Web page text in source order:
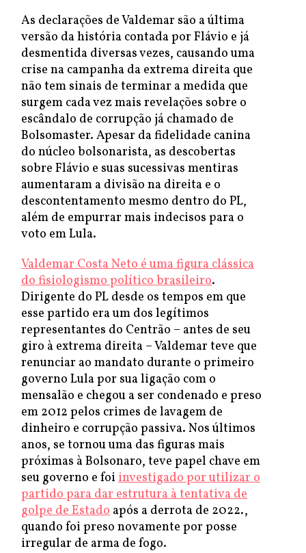
As declarações de Valdemar são a última
versão da história contada por Flávio e já
desmentida diversas vezes, causando uma
crise na campanha da extrema direita que
não tem sinais de terminar a medida que
surgem cada vez mais revelações sobre o
escândalo de corrupção já chamado de
Bolsomaster. Apesar da fidelidade canina
do núcleo bolsonarista, as descobertas
sobre Flávio e suas sucessivas mentiras
aumentaram a divisão na direita e o
descontentamento mesmo dentro do PL,
além de empurrar mais indecisos para o
voto em Lula.
Valdemar Costa Neto é uma figura clássica
do fisiologismo político brasileiro.
Dirigente do PL desde os tempos em que
esse partido era um dos legítimos
representantes do Centrão – antes de seu
giro à extrema direita – Valdemar teve que
renunciar ao mandato durante o primeiro
governo Lula por sua ligação com o
mensalão e chegou a ser condenado e preso
em 2012 pelos crimes de lavagem de
dinheiro e corrupção passiva. Nos últimos
anos, se tornou uma das figuras mais
próximas à Bolsonaro, teve papel chave em
seu governo e foiinvestigado por utilizar o
partido para dar estrutura à tentativa de
golpe de Estado após a derrota de 2022.,
quando foi preso novamente por posse
irregular de arma de fogo.